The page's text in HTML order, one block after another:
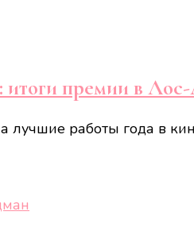
премии в
лучшие работы года в